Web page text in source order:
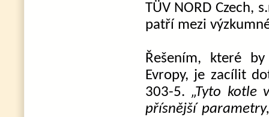
TÜV NORD Czech,
patří mezi
Řešením, které
Evropy, je zacílit
303-5. „Tyto kotle
přísnější